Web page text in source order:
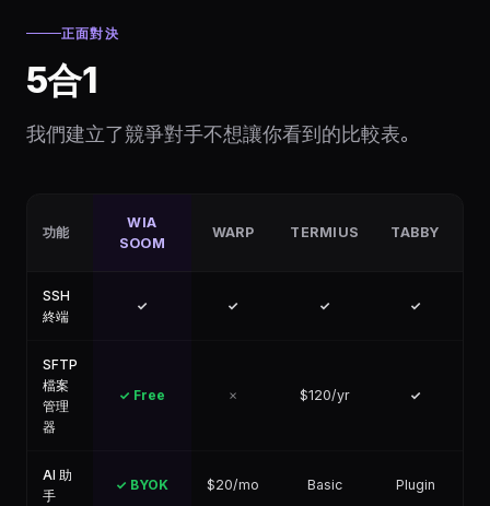
正面對決
5合1
我們建立了競爭對手不想讓你看到的比較表。
功能
WIA
SOOM
WARP TERMIUS TABBY
SSH
終端
✓ ✓ ✓ ✓
SFTP
檔案
管理
器
✓ Free ✗ $120/yr ✓
AI 助
手
✓ BYOK $20/mo Basic Plugin